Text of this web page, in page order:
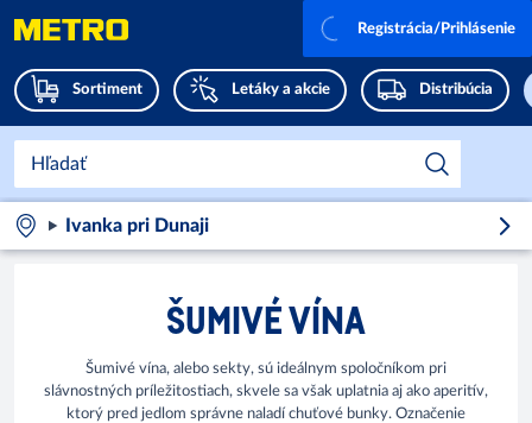
Sortiment Letáky a akcie Distribúcia
Registrácia/Prihlásenie
Ivanka pri Dunaji
ŠUMIVÉ VÍNA
Šumivé vína, alebo sekty, sú ideálnym spoločníkom pri
slávnostných príležitostiach, skvele sa však uplatnia aj ako aperitív,
ktorý pred jedlom správne naladí chuťové bunky. Označenie